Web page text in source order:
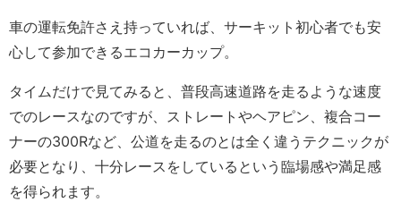
車の運転免許さえ持っていれば、サーキット初心者でも安
心して参加できるエコカーカップ。
タイムだけで見てみると、普段高速道路を走るような速度
でのレースなのですが、ストレートやヘアピン、複合コー
ナーの300Rなど、公道を走るのとは全く違うテクニックが
必要となり、十分レースをしているという臨場感や満足感
を得られます。